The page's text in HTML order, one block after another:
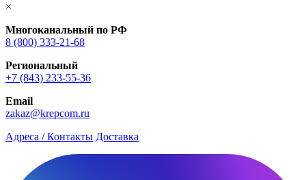
×
Многоканальный по РФ
8 (800) 333‑21-68
Региональный
+7 (843) 233-55-36
Email
zakaz@krepcom.ru
Адреса / Контакты Доставка